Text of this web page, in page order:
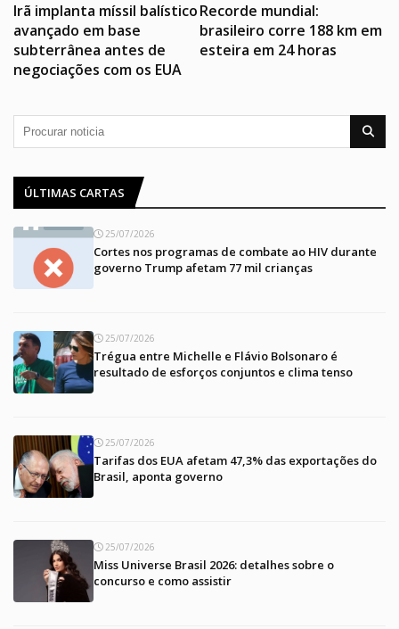
Irã implanta míssil balístico
avançado em base
subterrânea antes de
negociações com os EUA
Recorde mundial:
brasileiro corre 188 km em
esteira em 24 horas
ÚLTIMAS CARTAS
25/07/2026
Cortes nos programas de combate ao HIV durante
governo Trump afetam 77 mil crianças
25/07/2026
Trégua entre Michelle e Flávio Bolsonaro é
resultado de esforços conjuntos e clima tenso
25/07/2026
Tarifas dos EUA afetam 47,3% das exportações do
Brasil, aponta governo
25/07/2026
Miss Universe Brasil 2026: detalhes sobre o
concurso e como assistir